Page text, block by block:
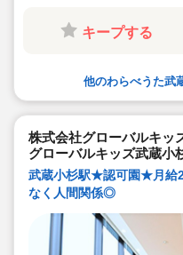
◇多彩なキャリ
たバックアップ！
キープする
他のわらべうた武
株式会社グローバルキッ
グローバルキッズ武蔵小
武蔵小杉駅★認可園★月給
なく人間関係◎